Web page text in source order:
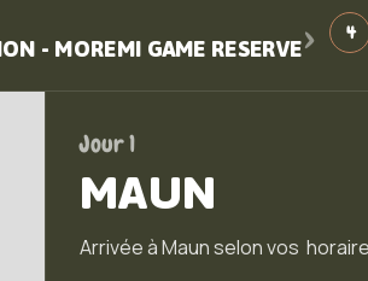
- MOREMI GAME RESERVE› 4
Jour 1
MAUN
Arrivée à Maun selon vos